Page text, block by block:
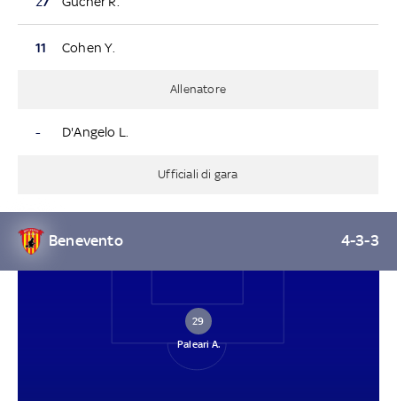
11 Cohen Y.
Allenatore
- D'Angelo L.
Ufficiali di gara
Benevento 4-3-3
29
Paleari A.